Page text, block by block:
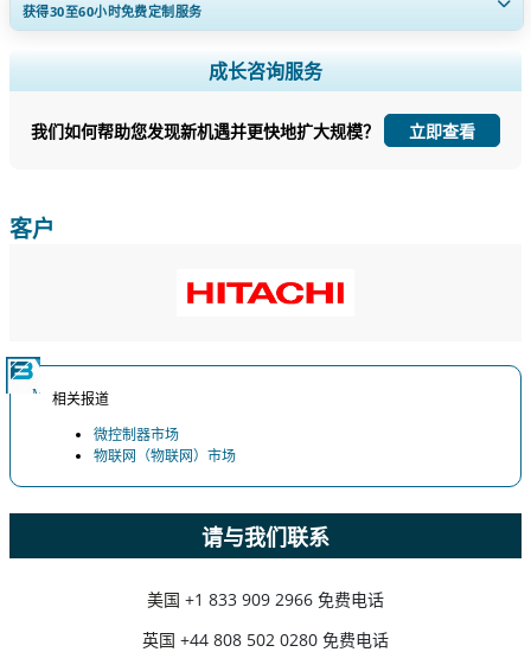
获得30至60小时免费定制服务
扩大区域和国家覆盖范围， 细分市场分析， 公司简介， 竞争基准分析，
以及最终用户洞察。
立即定制
成长咨询服务
我们如何帮助您发现新机遇并更快地扩大规模？ 立即查看
客户
相关报道
微控制器市场
物联网（物联网）市场
请与我们联系
美国 +1 833 909 2966 免费电话
英国 +44 808 502 0280 免费电话